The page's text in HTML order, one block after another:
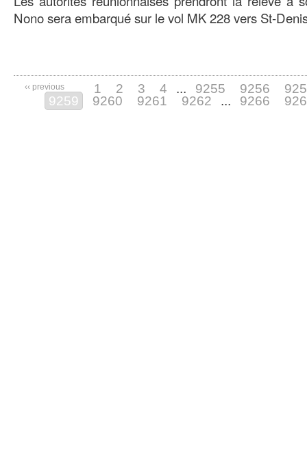
Nono sera embarqué sur le vol MK 228 vers St-
‹‹ previous 1 2 3 4 ... 9255 9256
9259
9260 9261 9262 ... 9266